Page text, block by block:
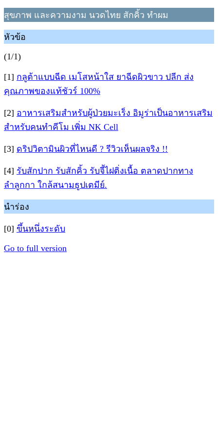
สุขภาพ และความงาม นวดไทย สักคิ้ว ทำผม
หัวข้อ
(1/1)
[1] กลูต้าแบบฉีด เมโสหน้าใส ยาฉีดผิวขาว ปลีก ส่ง
คุณภาพของแท้ชัวร์ 100%
[2] อาหารเสริมสำหรับผู้ป่วยมะเร็ง อิมูร่าเป็นอาหารเสริม
สำหรับคนทำคีโม เพิ่ม NK Cell
[3] ดริปวิตามินผิวที่ไหนดี ? รีวิวเห็นผลจริง !!
[4] รับสักปาก รับสักคิ้ว รับจี้ไฝติ่งเนื้อ ตลาดปากทาง
ลำลูกกา ใกล้สนามธูปเตมีย์.
นำร่อง
[0] ขึ้นหนึ่งระดับ
Go to full version